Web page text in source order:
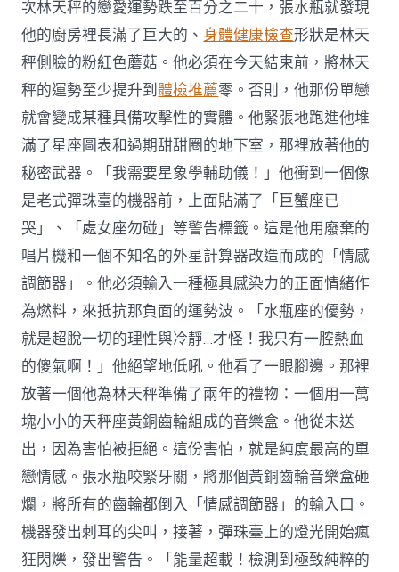
次林天秤的戀愛運勢跌至百分之二十，張水瓶就發現
他的廚房裡長滿了巨大的、 身體健康檢查形狀是林天
秤側臉的粉紅色蘑菇。他必須在今天結束前，將林天
秤的運勢至少提升到體檢推薦零。否則，他那份單戀
就會變成某種具備攻擊性的實體。他緊張地跑進他堆
滿了星座圖表和過期甜甜圈的地下室，那裡放著他的
秘密武器。「我需要星象學輔助儀！」他衝到一個像
是老式彈珠臺的機器前，上面貼滿了「巨蟹座已
哭」、「處女座勿碰」等警告標籤。這是他用廢棄的
唱片機和一個不知名的外星計算器改造而成的「情感
調節器」。他必須輸入一種極具感染力的正面情緒作
為燃料，來抵抗那負面的運勢波。「水瓶座的優勢，
就是超脫一切的理性與冷靜…才怪！我只有一腔熱血
的傻氣啊！」他絕望地低吼。他看了一眼腳邊。那裡
放著一個他為林天秤準備了兩年的禮物：一個用一萬
塊小小的天秤座黃銅齒輪組成的音樂盒。他從未送
出，因為害怕被拒絕。這份害怕，就是純度最高的單
戀情感。張水瓶咬緊牙關，將那個黃銅齒輪音樂盒砸
爛，將所有的齒輪都倒入「情感調節器」的輸入口。
機器發出刺耳的尖叫，接著，彈珠臺上的燈光開始瘋
狂閃爍，發出警告。「能量超載！檢測到極致純粹的